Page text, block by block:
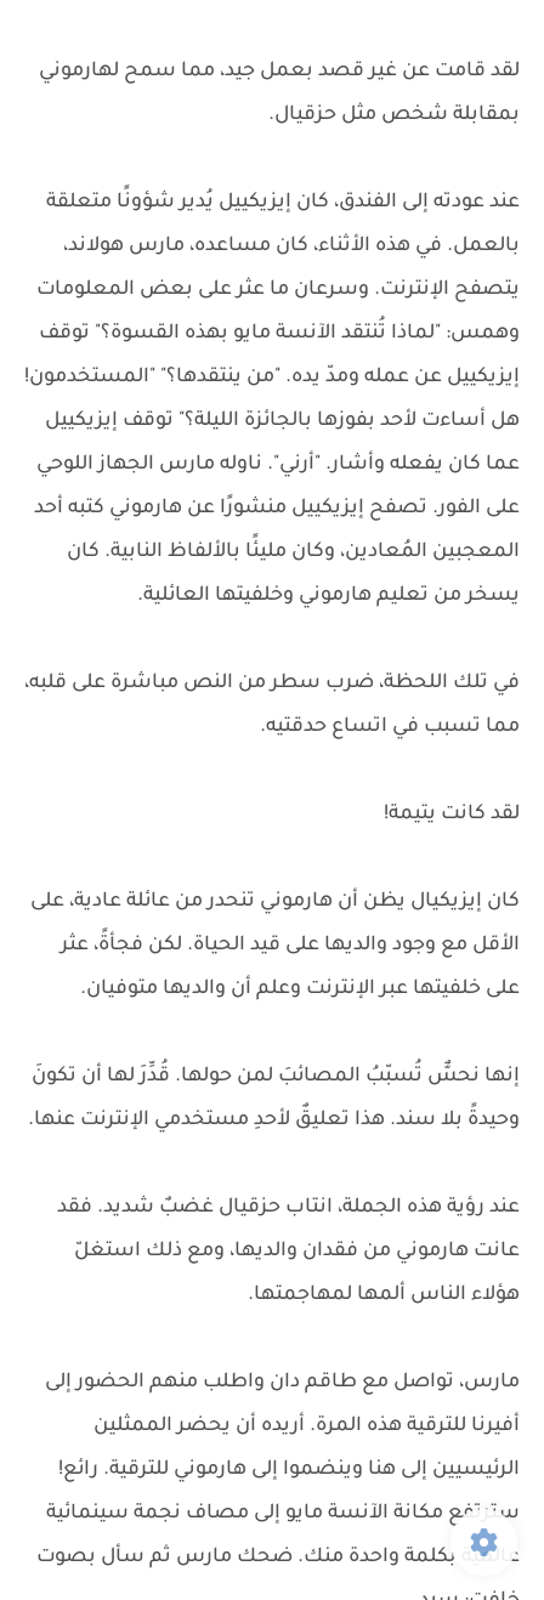
لقد قامت عن غير قصد بعمل جيد، مما سمح لهارموني
بمقابلة شخص مثل حزقيال.
عند عودته إلى الفندق، كان إيزيكييل يُدير شؤونًا متعلقة
بالعمل. في هذه الأثناء، كان مساعده، مارس هولاند،
يتصفح الإنترنت. وسرعان ما عثر على بعض المعلومات
وهمس: "لماذا تُنتقد الآنسة مايو بهذه القسوة؟" توقف
إيزيكييل عن عمله ومدّ يده. "من ينتقدها؟" "المستخدمون!
هل أساءت لأحد بفوزها بالجائزة الليلة؟" توقف إيزيكييل
عما كان يفعله وأشار. "أرني". ناوله مارس الجهاز اللوحي
على الفور. تصفح إيزيكييل منشورًا عن هارموني كتبه أحد
المعجبين المُعادين، وكان مليئًا بالألفاظ النابية. كان
يسخر من تعليم هارموني وخلفيتها العائلية.
في تلك اللحظة، ضرب سطر من النص مباشرة على قلبه،
مما تسبب في اتساع حدقتيه.
لقد كانت يتيمة!
كان إيزيكيال يظن أن هارموني تنحدر من عائلة عادية، على
الأقل مع وجود والديها على قيد الحياة. لكن فجأةً، عثر
على خلفيتها عبر الإنترنت وعلم أن والديها متوفيان.
إنها نحسٌّ تُسبّبُ المصائبَ لمن حولها. قُدِّرَ لها أن تكونَ
وحيدةً بلا سند. هذا تعليقٌ لأحدِ مستخدمي الإنترنت عنها.
عند رؤية هذه الجملة، انتاب حزقيال غضبٌ شديد. فقد
عانت هارموني من فقدان والديها، ومع ذلك استغلّ
هؤلاء الناس ألمها لمهاجمتها.
مارس، تواصل مع طاقم دان واطلب منهم الحضور إلى
أفيرنا للترقية هذه المرة. أريده أن يحضر الممثلين
الرئيسيين إلى هنا وينضموا إلى هارموني للترقية. رائع!
سترتفع مكانة الآنسة مايو إلى مصاف نجمة سينمائية
عالمية بكلمة واحدة منك. ضحك مارس ثم سأل بصوت